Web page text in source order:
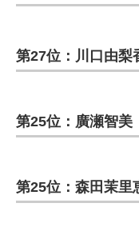
第27位：川口由梨
第25位：廣瀬智美
第25位：森田茉里